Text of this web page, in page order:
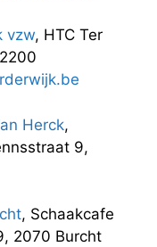
vzw, HTC Ter
Herck,
9,
, Schaakcafe
2070 Burcht